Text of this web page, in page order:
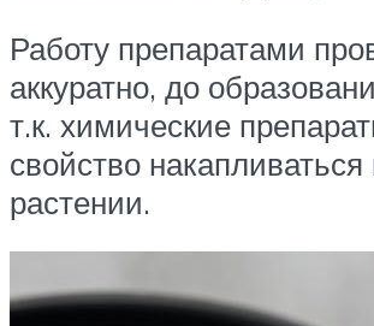
Работу препаратами
аккуратно, до
т.к. химические
свойство накапливаться
растении.